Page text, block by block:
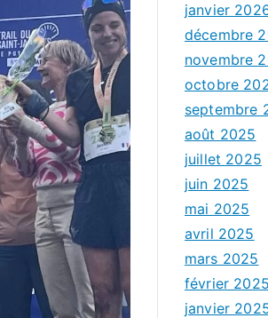
janvier
décembre
novembre
octobre
septembre
août 2025
juillet 2025
juin 2025
mai 2025
avril 2025
mars 2025
février 2025
janvier